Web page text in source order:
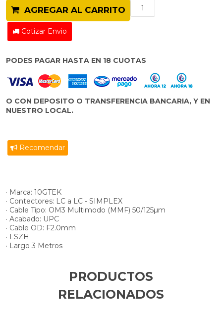
AGREGAR AL CARRITO
Cotizar Envio
PODES PAGAR HASTA EN 18 CUOTAS
O CON DEPOSITO O TRANSFERENCIA BANCARIA, Y EN
NUESTRO LOCAL.
Recomendar
· Marca: 10GTEK
· Contectores: LC a LC - SIMPLEX
· Cable Tipo: OM3 Multimodo (MMF) 50/125µm
· Acabado: UPC
· Cable OD: F2.0mm
· LSZH
· Largo 3 Metros
PRODUCTOS
RELACIONADOS